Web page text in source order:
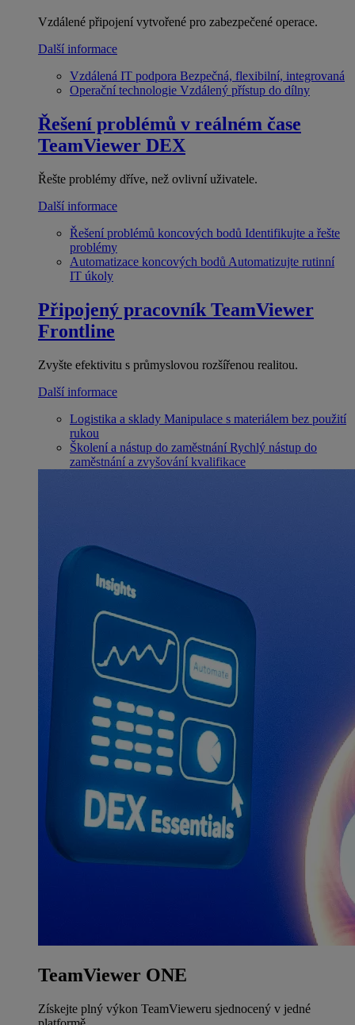
Vzdálené připojení vytvořené pro zabezpečené operace.
Další informace
Vzdálená IT podpora Bezpečná, flexibilní, integrovaná
Operační technologie Vzdálený přístup do dílny
Řešení problémů v reálném čase
TeamViewer DEX
Řešte problémy dříve, než ovlivní uživatele.
Další informace
Řešení problémů koncových bodů Identifikujte a řešte
problémy
Automatizace koncových bodů Automatizujte rutinní
IT úkoly
Připojený pracovník TeamViewer
Frontline
Zvyšte efektivitu s průmyslovou rozšířenou realitou.
Další informace
Logistika a sklady Manipulace s materiálem bez použití
rukou
Školení a nástup do zaměstnání Rychlý nástup do
zaměstnání a zvyšování kvalifikace
TeamViewer ONE
Získejte plný výkon TeamVieweru sjednocený v jedné